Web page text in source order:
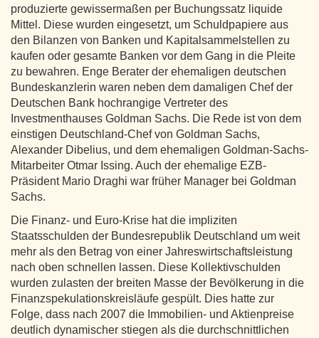
produzierte gewissermaßen per Buchungssatz liquide
Mittel. Diese wurden eingesetzt, um Schuldpapiere aus
den Bilanzen von Banken und Kapitalsammelstellen zu
kaufen oder gesamte Banken vor dem Gang in die Pleite
zu bewahren. Enge Berater der ehemaligen deutschen
Bundeskanzlerin waren neben dem damaligen Chef der
Deutschen Bank hochrangige Vertreter des
Investmenthauses Goldman Sachs. Die Rede ist von dem
einstigen Deutschland-Chef von Goldman Sachs,
Alexander Dibelius, und dem ehemaligen Goldman-Sachs-
Mitarbeiter Otmar Issing. Auch der ehemalige EZB-
Präsident Mario Draghi war früher Manager bei Goldman
Sachs.
Die Finanz- und Euro-Krise hat die impliziten
Staatsschulden der Bundesrepublik Deutschland um weit
mehr als den Betrag von einer Jahreswirtschaftsleistung
nach oben schnellen lassen. Diese Kollektivschulden
wurden zulasten der breiten Masse der Bevölkerung in die
Finanzspekulationskreisläufe gespült. Dies hatte zur
Folge, dass nach 2007 die Immobilien- und Aktienpreise
deutlich dynamischer stiegen als die durchschnittlichen